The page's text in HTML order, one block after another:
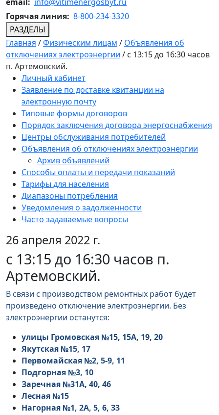
Горячая линия: 8-800-234-3320
РАЗДЕЛЫ
Главная /Физическим лицам / Объявления об
отключениях электроэнергии / с 13:15 до 16:30 часов
п. Артемовский.
Личный кабинет
Заявление по доставке квитанции на
электронную почту
Типовые формы договоров
Порядок заключения договора энергоснабжения
Центры обслуживания потребителей
Объявления об отключениях электроэнергии
Архив объявлений
Способы оплаты и передачи показаний
Тарифы для населения
Диапазоны потребления
Уведомления о задолженности
Часто задаваемые вопросы
26 апреля 2022 г.
с 13:15 до 16:30 часов п.
Артемовский.
В связи с производством ремонтных работ будет
произведено отключение электроэнергии. Без
электроэнергии останутся:
улицы Громовская №15, 15А, 19, 20
Якутская №15, 17
Первомайская №2, 5-9, 11
Подгорная №3, 10
Заречная №31А, 40, 46
Лесная №15
Нагорная №1, 2А, 5, 6, 33